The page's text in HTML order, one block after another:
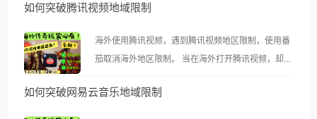
如何突破腾讯视频地域限制
海外使用腾讯视频，遇到腾讯视频地区限制，使用番
茄取消海外地区限制。 当在海外打开腾讯视频，却突
示语。 海外用户如香港、澳门、台湾、美国、加拿
如何突破网易云音乐地域限制